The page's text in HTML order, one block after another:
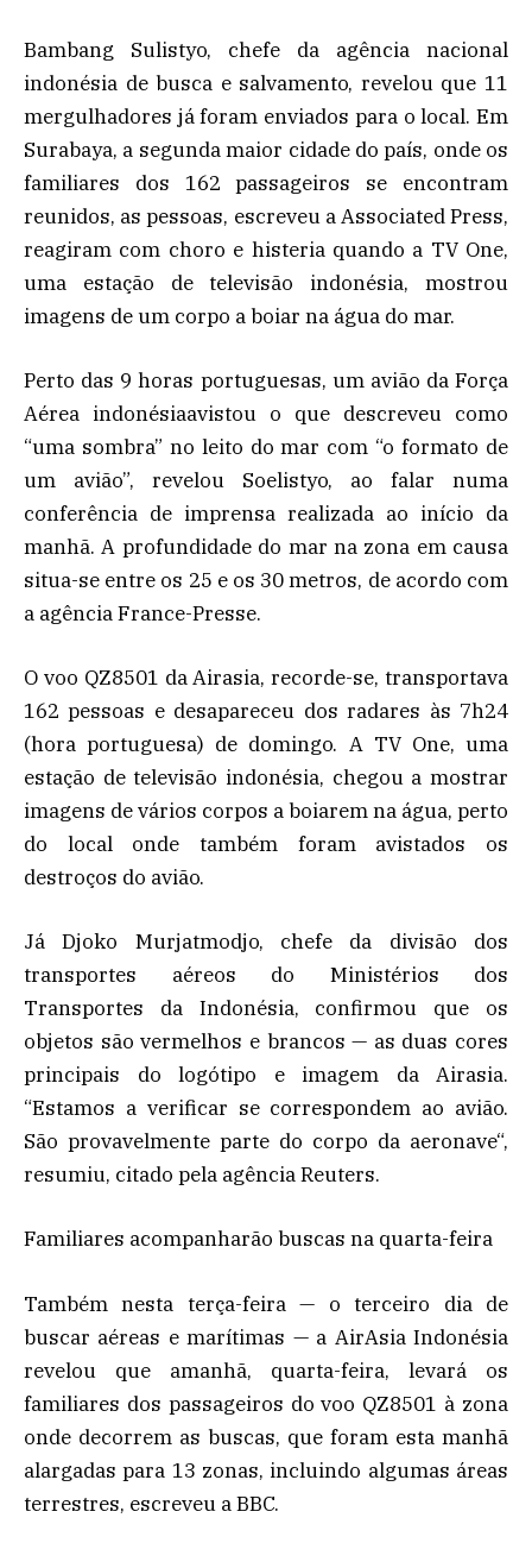
Bambang Sulistyo, chefe da agência nacional
indonésia de busca e salvamento, revelou que 11
mergulhadores já foram enviados para o local. Em
Surabaya, a segunda maior cidade do país, onde os
familiares dos 162 passageiros se encontram
reunidos, as pessoas, escreveu a Associated Press,
reagiram com choro e histeria quando a TV One,
uma estação de televisão indonésia, mostrou
imagens de um corpo a boiar na água do mar.
Perto das 9 horas portuguesas, um avião da Força
Aérea indonésiaavistou o que descreveu como
“uma sombra” no leito do mar com “o formato de
um avião”, revelou Soelistyo, ao falar numa
conferência de imprensa realizada ao início da
manhã. A profundidade do mar na zona em causa
situa-se entre os 25 e os 30 metros, de acordo com
a agência France-Presse.
O voo QZ8501 da Airasia, recorde-se, transportava
162 pessoas e desapareceu dos radares às 7h24
(hora portuguesa) de domingo. A TV One, uma
estação de televisão indonésia, chegou a mostrar
imagens de vários corpos a boiarem na água, perto
do local onde também foram avistados os
destroços do avião.
Já Djoko Murjatmodjo, chefe da divisão dos
transportes aéreos do Ministérios dos
Transportes da Indonésia, confirmou que os
objetos são vermelhos e brancos — as duas cores
principais do logótipo e imagem da Airasia.
“Estamos a verificar se correspondem ao avião.
São provavelmente parte do corpo da aeronave“,
resumiu, citado pela agência Reuters.
Familiares acompanharão buscas na quarta-feira
Também nesta terça-feira — o terceiro dia de
buscar aéreas e marítimas — a AirAsia Indonésia
revelou que amanhã, quarta-feira, levará os
familiares dos passageiros do voo QZ8501 à zona
onde decorrem as buscas, que foram esta manhã
alargadas para 13 zonas, incluindo algumas áreas
terrestres, escreveu a BBC.